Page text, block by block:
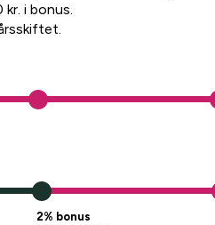
i bonus.
2% bonus